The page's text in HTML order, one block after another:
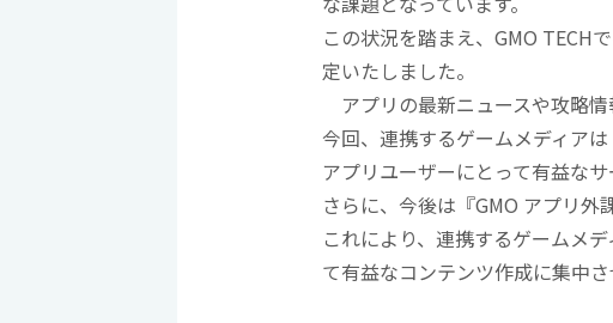
この状況を踏まえ、GMO TECH
定いたしました。
アプリの最新ニュースや攻略情
今回、連携するゲームメディア
アプリユーザーにとって有益な
さらに、今後は『GMO アプリ外
これにより、連携するゲームメ
て有益なコンテンツ作成に集中さ